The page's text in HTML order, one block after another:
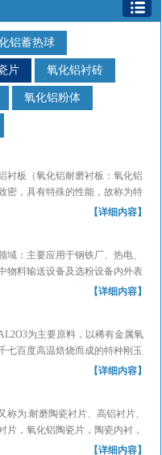
铝蓄热球
片 氧化铝衬砖
氧化铝粉体
衬板（氧化铝耐磨衬板：氧化铝
密，具有特殊的性能，故称为特
材料是以氧离子构成的密排六方
【详细内容】
域：主要应用于钢铁厂、热电、
物料输送设备及选粉设备内外表
冲击耐高温、施工方便等特点，
【详细内容】
为主要原料，以稀有金属氧
七百度高温焙烧而成的特种刚玉
硬度大 经中科院上海硅酸盐研究
【详细内容】
称为:耐磨陶瓷衬片、高铝衬片、
片，氧化铝陶瓷片，陶瓷内衬，
产品特点： 1.干压成型、高温烧
【详细内容】